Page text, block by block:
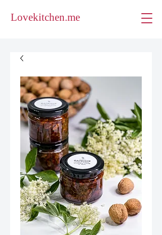
Lovekitchen.me